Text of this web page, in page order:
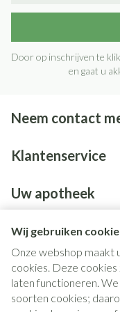
Wij gebruiken
Onze webshop maakt
cookies. Deze
laten functioneren.
soorten cookies;
Door op inschrijven te
en gaat u
Neem contact
Klantenservice
Uw apotheek